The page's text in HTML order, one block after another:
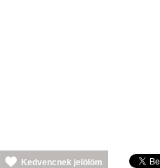
Kedvencnek jelölöm